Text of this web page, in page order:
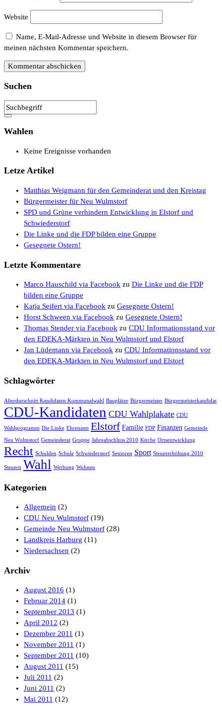
Website
Name, E-Mail-Adresse und Website in diesem Browser für
meinen nächsten Kommentar speichern.
Suchen
Wahlen
Keine Ereignisse vorhanden
Letze Artikel
Matthias Weigmann für den Gemeinderat und den Kreistag
Bürgermeister für Neu Wulmstorf
SPD und Grüne verhindern Entwicklung in Elstorf und
Schwiederstorf
Die Linke und die FDP bilden eine Gruppe
Gesegnete Ostern!
Letzte Kommentare
Marco Hauschild via Facebook zu Die Linke und die FDP
bilden eine Gruppe
Katja Seifert via Facebook zu Gesegnete Ostern!
Horst Schween via Facebook zu Gesegnete Ostern!
Thomas Stender via Facebook zu CDU Informationsstand vor
den EDEKA-Märkten in Neu Wulmstorf und Elstorf
Jan Lüdemann via Facebook zu CDU Informationsstand vor
den EDEKA-Märkten in Neu Wulmstorf und Elstorf
Schlagwörter
Alterdurschnitt Kandidaten Kommunalwahl Bauplätze Bürgermeister Bürgermeisterkandidat
CDU-Kandidaten CDU Wahlplakate CDU
Wahlprogramm Die Linke Ehrenamt Elstorf Familie FDP Finanzen Gemeinde
Neu Wulmstorf Gemeinderat Gruppe Jahreabschluss 2010 Kirche Ortsentwicklung
Recht Schulden Schule Schwiederstorf Senioren Sport Steuererhöhung 2010
Steuern Wahl Werbung Wohnen
Kategorien
Allgemein (2)
CDU Neu Wulmstorf (19)
Gemeinde Neu Wulmstorf (28)
Landkreis Harburg (11)
Niedersachsen (2)
Archiv
August 2016 (1)
Februar 2014 (1)
September 2013 (1)
April 2012 (2)
Dezember 2011 (1)
November 2011 (1)
September 2011 (10)
August 2011 (15)
Juli 2011 (2)
Juni 2011 (2)
Mai 2011 (12)